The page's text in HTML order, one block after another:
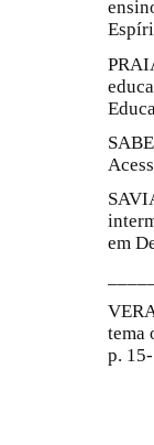
em
tema
p.